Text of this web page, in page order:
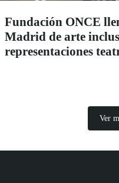
Fundación ONCE
Madrid de arte
representaciones
Ver